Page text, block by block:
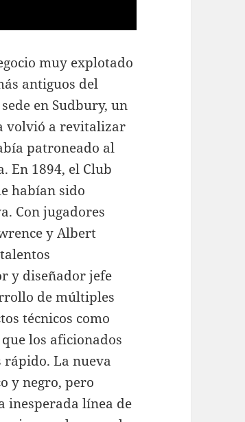
muy explotado
antiguos del
en Sudbury, un
volvió a revitalizar
patroneado al
En 1894, el Club
habían sido
Con jugadores
y Albert
y diseñador jefe
de múltiples
técnicos como
los aficionados
rápido. La nueva
y negro, pero
inesperada línea de